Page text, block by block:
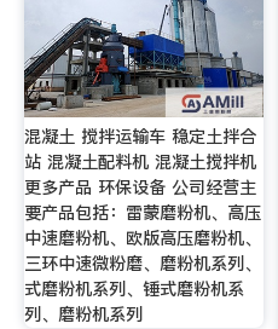
混凝土 搅拌运输车 稳定土拌合
站 混凝土配料机 混凝土搅拌机
更多产品 环保设备 公司经营主
要产品包括：雷蒙磨粉机、高压
中速磨粉机、欧版高压磨粉机、
三环中速微粉磨、磨粉机系列、
式磨粉机系列、锤式磨粉机系
列、磨粉机系列